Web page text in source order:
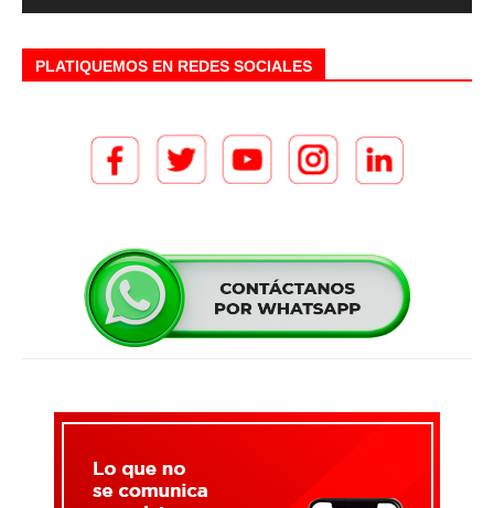
PLATIQUEMOS EN REDES SOCIALES